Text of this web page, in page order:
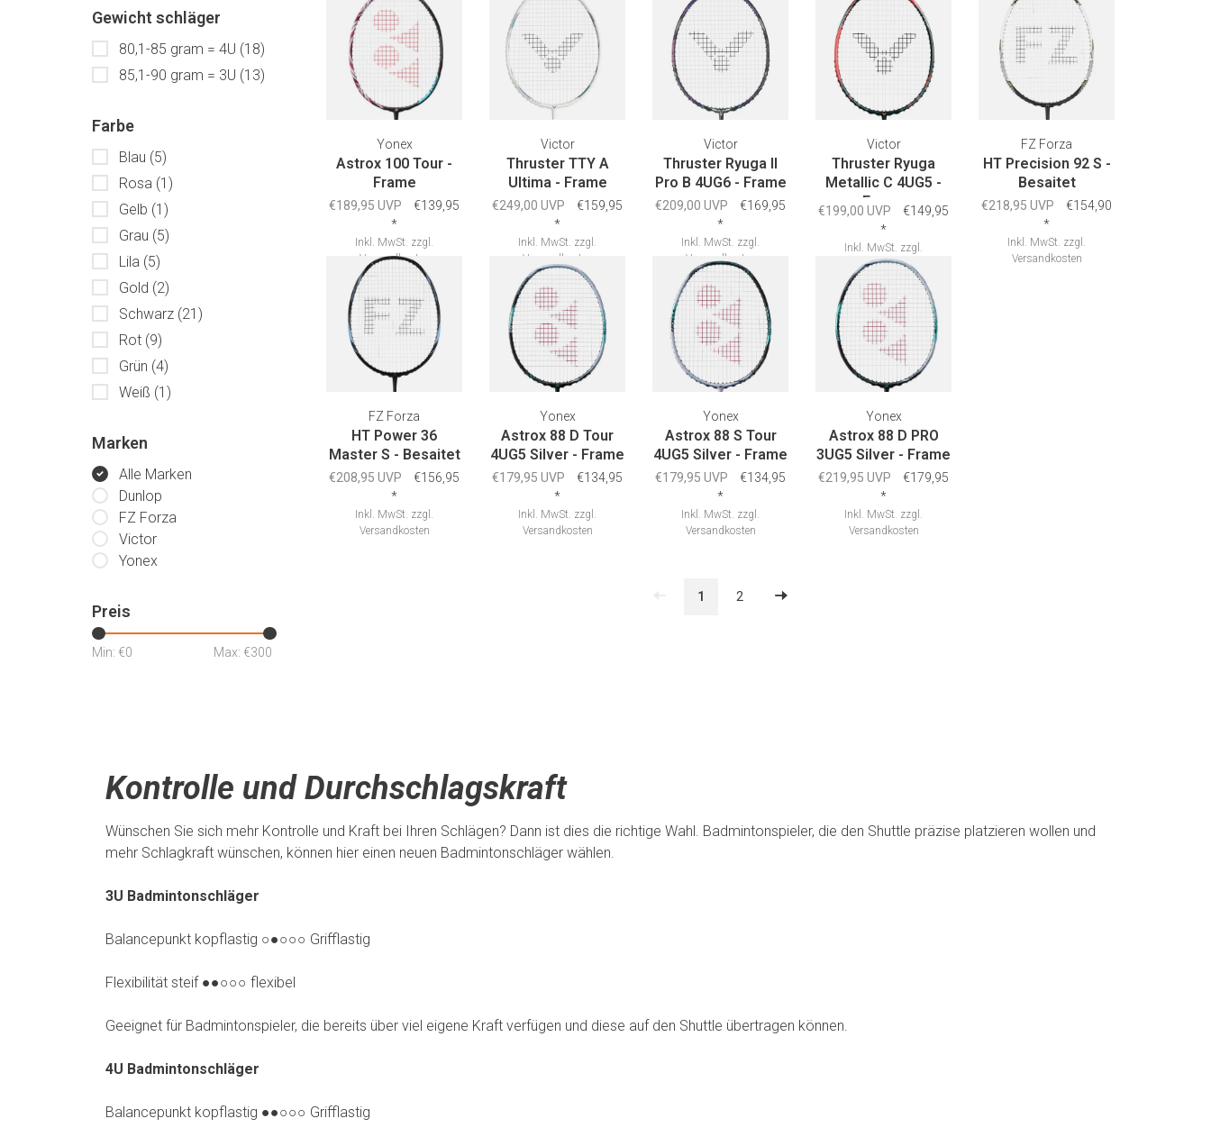
Gewicht schläger
80,1-85 gram = 4U (18)
85,1-90 gram = 3U (13)
Farbe
Blau (5)
Rosa (1)
Gelb (1)
Grau (5)
Lila (5)
Gold (2)
Schwarz (21)
Rot (9)
Grün (4)
Weiß (1)
Marken
Alle Marken
Dunlop
FZ Forza
Victor
Yonex
Preis
Min: €0 Max: €300
Yonex
Astrox 100 Tour -
Frame
€189,95 UVP
€139,95
*
Inkl. MwSt. zzgl.
Versandkosten
Victor
Thruster TTY A
Ultima - Frame
€249,00 UVP
€159,95
*
Inkl. MwSt. zzgl.
Versandkosten
Victor
Thruster Ryuga II
Pro B 4UG6 - Frame
€209,00 UVP
€169,95
*
Inkl. MwSt. zzgl.
Versandkosten
Victor
Thruster Ryuga
Metallic C 4UG5 -
Frame
€199,00 UVP
€149,95
*
Inkl. MwSt. zzgl.
Versandkosten
FZ Forza
HT Precision 92 S -
Besaitet
€218,95 UVP
€154,90
*
Inkl. MwSt. zzgl.
Versandkosten
FZ Forza
HT Power 36
Master S - Besaitet
€208,95 UVP
€156,95
*
Inkl. MwSt. zzgl.
Versandkosten
Yonex
Astrox 88 D Tour
4UG5 Silver - Frame
€179,95 UVP
€134,95
*
Inkl. MwSt. zzgl.
Versandkosten
Yonex
Astrox 88 S Tour
4UG5 Silver - Frame
€179,95 UVP
€134,95
*
Inkl. MwSt. zzgl.
Versandkosten
Yonex
Astrox 88 D PRO
3UG5 Silver - Frame
€219,95 UVP
€179,95
*
Inkl. MwSt. zzgl.
Versandkosten
1 2
Kontrolle und Durchschlagskraft
Wünschen Sie sich mehr Kontrolle und Kraft bei Ihren Schlägen? Dann ist dies die richtige Wahl. Badmintonspieler, die den Shuttle präzise platzieren wollen und
mehr Schlagkraft wünschen, können hier einen neuen Badmintonschläger wählen.
3U Badmintonschläger
Balancepunkt kopflastig ○●○○○ Grifflastig
Flexibilität steif ●●○○○ flexibel
Geeignet für Badmintonspieler, die bereits über viel eigene Kraft verfügen und diese auf den Shuttle übertragen können.
4U Badmintonschläger
Balancepunkt kopflastig ●●○○○ Grifflastig